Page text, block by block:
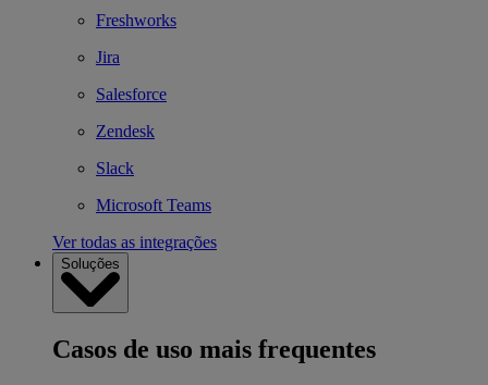
Freshworks
Jira
Salesforce
Zendesk
Slack
Microsoft Teams
Ver todas as integrações
Soluções
Casos de uso mais frequentes